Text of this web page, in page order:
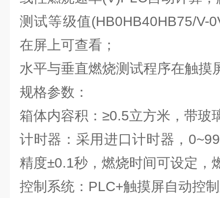
测试等级值(HB0HB40HB75/V-
在屏上可查看；
水平与垂直燃烧测试程序在触摸
规格参数：
箱体内容积：≥0.5立方米，带玻
计时器：采用进口计时器，
精度±0.1秒，燃烧时间可设定，
控制系统：PLC+触摸屏自动控